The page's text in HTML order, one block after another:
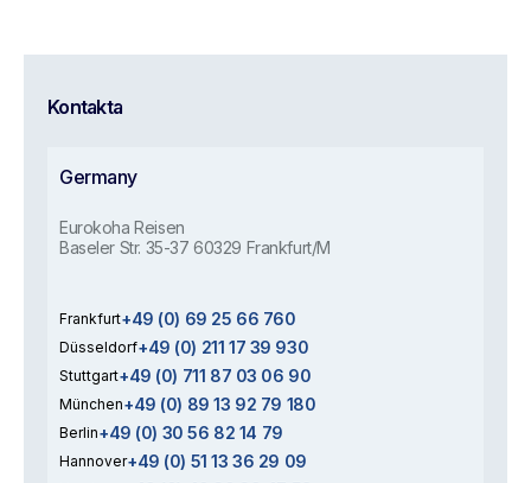
Kontakta
Germany
Eurokoha Reisen
Baseler Str. 35-37 60329 Frankfurt/M
Frankfurt+49 (0) 69 25 66 760
Düsseldorf+49 (0) 211 17 39 930
Stuttgart+49 (0) 711 87 03 06 90
München+49 (0) 89 13 92 79 180
Berlin+49 (0) 30 56 82 14 79
Hannover+49 (0) 51 13 36 29 09